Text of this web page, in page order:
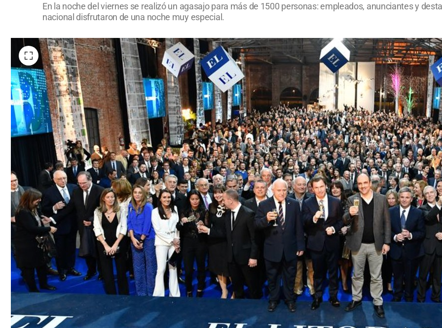
En la noche del viernes se realizó un agasajo para más de 1500 personas: empleados, anunciantes y
nacional disfrutaron de una noche muy especial.